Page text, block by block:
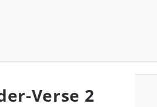
Verse 2